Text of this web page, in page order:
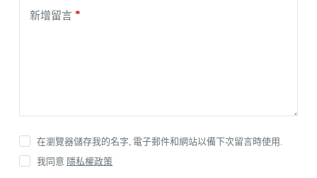
新增留言*
在瀏覽器儲存我的名字, 電子郵件和網站以備下次留言時使用.
我同意 隱私權政策